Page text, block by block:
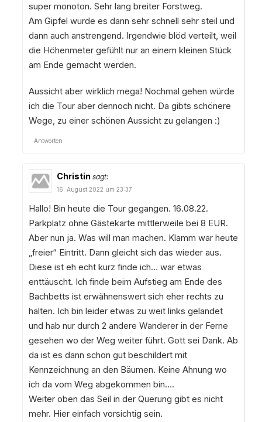
super monoton. Sehr lang breiter Forstweg.
Am Gipfel wurde es dann sehr schnell sehr steil und
dann auch anstrengend. Irgendwie blöd verteilt, weil
die Höhenmeter gefühlt nur an einem kleinen Stück
am Ende gemacht werden.
Aussicht aber wirklich mega! Nochmal gehen würde
ich die Tour aber dennoch nicht. Da gibts schönere
Wege, zu einer schönen Aussicht zu gelangen :)
Antworten
Christin sagt:
16. August 2022 um 23:37
Hallo! Bin heute die Tour gegangen. 16.08.22.
Parkplatz ohne Gästekarte mittlerweile bei 8 EUR.
Aber nun ja. Was will man machen. Klamm war heute
„freier“ Eintritt. Dann gleicht sich das wieder aus.
Diese ist eh echt kurz finde ich… war etwas
enttäuscht. Ich finde beim Aufstieg am Ende des
Bachbetts ist erwähnenswert sich eher rechts zu
halten. Ich bin leider etwas zu weit links gelandet
und hab nur durch 2 andere Wanderer in der Ferne
gesehen wo der Weg weiter führt. Gott sei Dank. Ab
da ist es dann schon gut beschildert mit
Kennzeichnung an den Bäumen. Keine Ahnung wo
ich da vom Weg abgekommen bin….
Weiter oben das Seil in der Querung gibt es nicht
mehr. Hier einfach vorsichtig sein.